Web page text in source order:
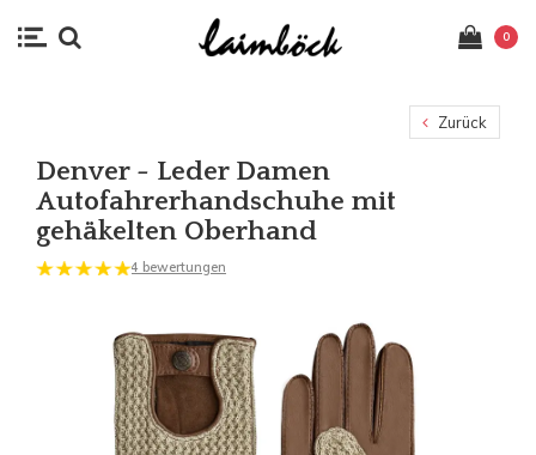
0
Zurück
Denver - Leder Damen
Autofahrerhandschuhe mit
gehäkelten Oberhand
4 bewertungen